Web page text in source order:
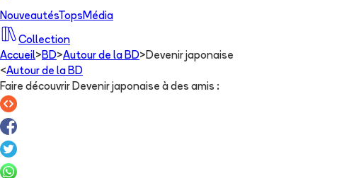
NouveautésTops Média
Collection
Accueil> BD>Autour de la BD> Devenir japonaise
<Autour de la BD
Faire découvrir Devenir japonaise à des amis :